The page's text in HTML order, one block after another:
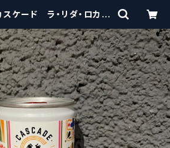
カスケード ラ・リダ・ロカ
トビールシザーズ】 | cra